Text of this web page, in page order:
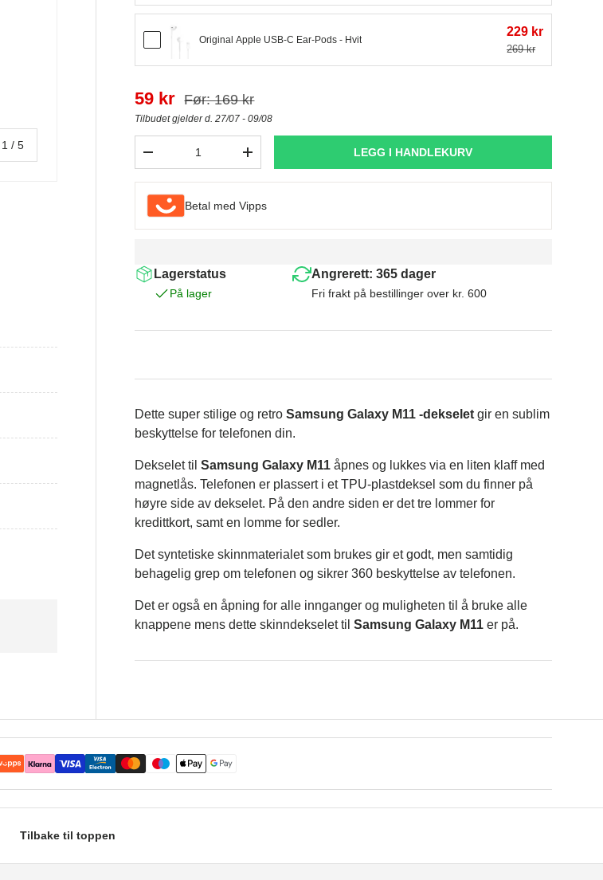
1 /av
5
Original Apple USB-C Ear-Pods - Hvit
229 kr
269 kr
59 kr Før: 169 kr
Tilbudet gjelder d. 27/07 - 09/08
+ LEGG I HANDLEKURV
Betal med Vipps
Lagerstatus
På lager
Angrerett: 365 dager
Fri frakt på bestillinger over kr. 600
Dette super stilige og retroSamsung Galaxy M11 -dekselet gir en sublim
beskyttelse for telefonen din.
Dekselet tilSamsung Galaxy M11 åpnes og lukkes via en liten klaff med
magnetlås. Telefonen er plassert i et TPU-plastdeksel som du finner på
høyre side av dekselet. På den andre siden er det tre lommer for
kredittkort, samt en lomme for sedler.
Det syntetiske skinnmaterialet som brukes gir et godt, men samtidig
behagelig grep om telefonen og sikrer 360 beskyttelse av telefonen.
Det er også en åpning for alle innganger og muligheten til å bruke alle
knappene mens dette skinndekselet tilSamsung Galaxy M11 er på.
Tilbake til toppen